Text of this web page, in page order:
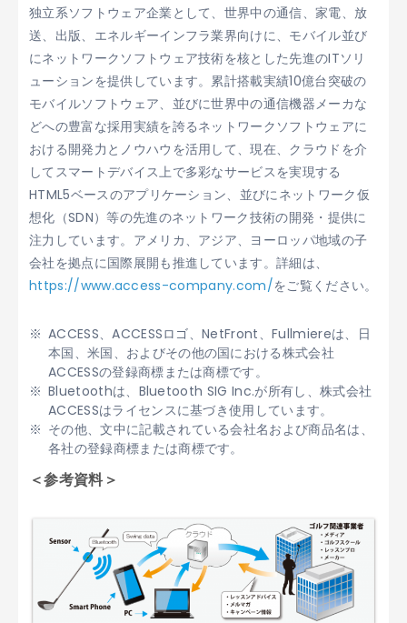
独立系ソフトウェア企業として、世界中の通信、家電、放
送、出版、エネルギーインフラ業界向けに、モバイル並び
にネットワークソフトウェア技術を核とした先進のITソリ
ューションを提供しています。累計搭載実績10億台突破の
モバイルソフトウェア、並びに世界中の通信機器メーカな
どへの豊富な採用実績を誇るネットワークソフトウェアに
おける開発力とノウハウを活用して、現在、クラウドを介
してスマートデバイス上で多彩なサービスを実現する
HTML5ベースのアプリケーション、並びにネットワーク仮
想化（SDN）等の先進のネットワーク技術の開発・提供に
注力しています。アメリカ、アジア、ヨーロッパ地域の子
会社を拠点に国際展開も推進しています。詳細は、
https://www.access-company.com/をご覧ください。
ACCESS、ACCESSロゴ、NetFront、Fullmiereは、日
本国、米国、およびその他の国における株式会社
ACCESSの登録商標または商標です。
Bluetoothは、Bluetooth SIG Inc.が所有し、株式会社
ACCESSはライセンスに基づき使用しています。
その他、文中に記載されている会社名および商品名は、
各社の登録商標または商標です。
＜参考資料＞